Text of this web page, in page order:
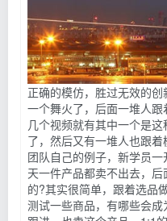
正确的模仿，胜过无效的
一个舞火了，后面一堆人
几个视频就有其中一个是
了，然后又有一堆人也跟
团队自己的例子，新学员
天一件产品都卖不出去，
的?其实很简单，跟着选品
测试一些商品，有哪些会